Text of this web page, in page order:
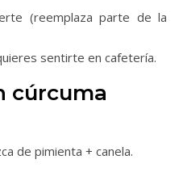
(reemplaza parte de la
sentirte en cafetería.
cúrcuma
de pimienta + canela.